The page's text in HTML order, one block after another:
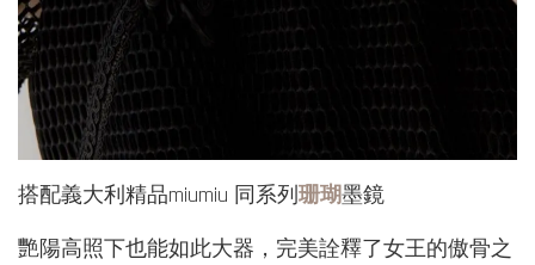
搭配義大利精品miumiu 同系列 珊瑚墨鏡
艷陽高照下也能如此大器，完美詮釋了女王的傲骨之